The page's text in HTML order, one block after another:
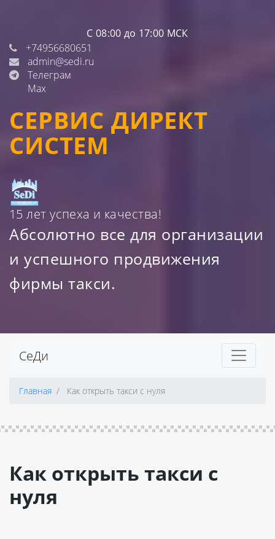
15 лет успеха и качества!
СЕРВИС ДИРЕКТ
СИСТЕМ
С 08:00 до 17:00 МСК
+74956680651
admin@sedi.ru
Телеграм
Max
Абсолютно все для организации
и успешного продвижения
фирмы такси.
СеДи
Главная Как открыть такси с нуля
Как открыть такси с
нуля